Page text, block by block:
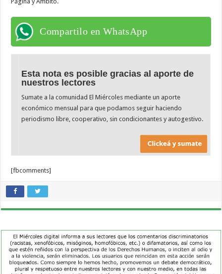
Compartilo en WhatsApp
Esta nota es posible gracias al aporte de
nuestros lectores
Sumate a la comunidad El Miércoles mediante un aporte
económico mensual para que podamos seguir haciendo
periodismo libre, cooperativo, sin condicionantes y autogestivo.
[fbcomments]